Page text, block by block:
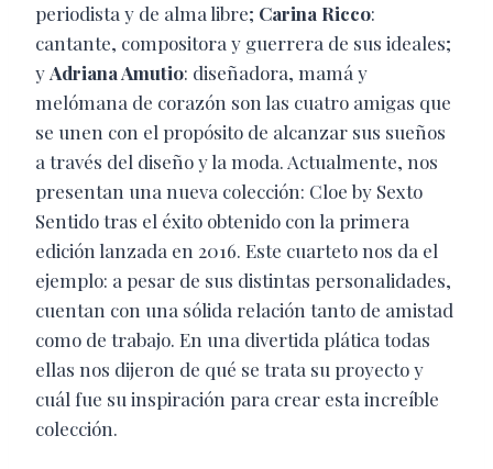
periodista y de alma libre; Carina Ricco:
cantante, compositora y guerrera de sus ideales;
y Adriana Amutio: diseñadora, mamá y
melómana de corazón son las cuatro amigas que
se unen con el propósito de alcanzar sus sueños
a través del diseño y la moda. Actualmente, nos
presentan una nueva colección: Cloe by Sexto
Sentido tras el éxito obtenido con la primera
edición lanzada en 2016. Este cuarteto nos da el
ejemplo: a pesar de sus distintas personalidades,
cuentan con una sólida relación tanto de amistad
como de trabajo. En una divertida plática todas
ellas nos dijeron de qué se trata su proyecto y
cuál fue su inspiración para crear esta increíble
colección.